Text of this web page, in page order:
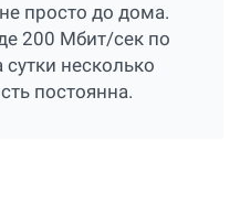
просто до дома.
200 Мбит/сек по
сутки несколько
постоянна.